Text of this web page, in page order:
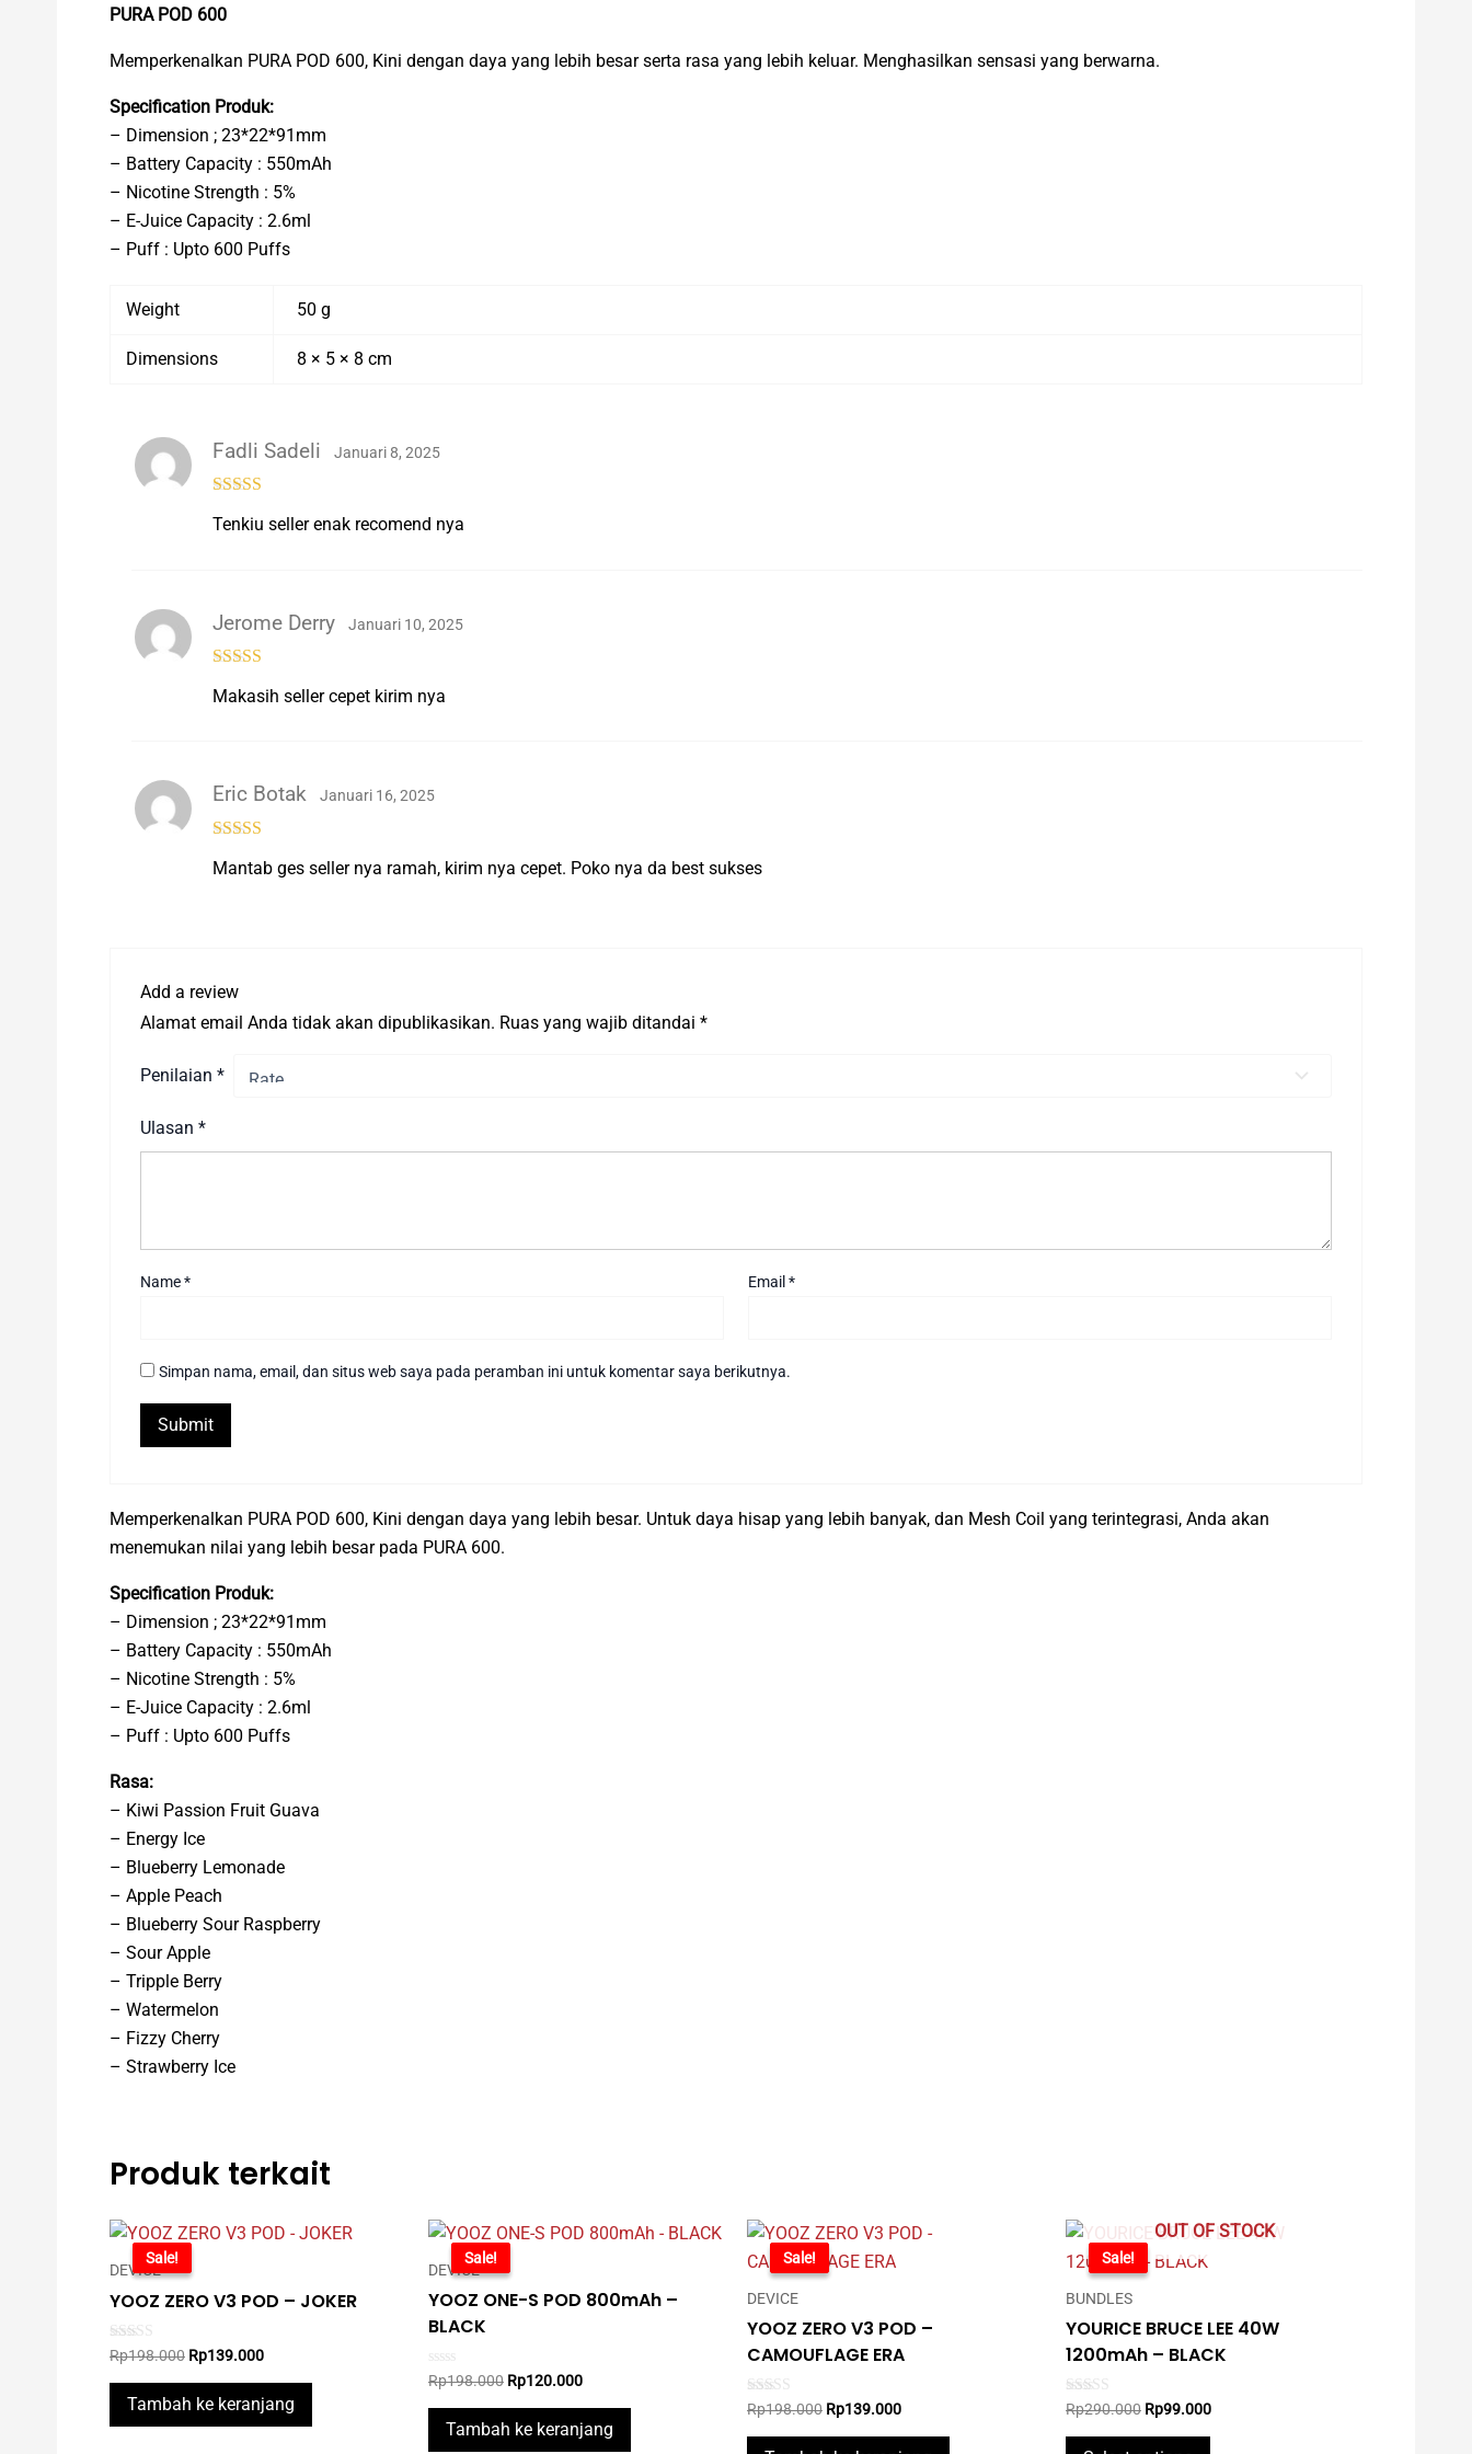
PURA POD 600
Memperkenalkan PURA POD 600, Kini dengan daya yang lebih besar serta rasa yang lebih keluar. Menghasilkan sensasi yang berwarna.
Specification Produk:
– Dimension ; 23*22*91mm
– Battery Capacity : 550mAh
– Nicotine Strength : 5%
– E-Juice Capacity : 2.6ml
– Puff : Upto 600 Puffs
Weight 50 g
Dimensions 8 × 5 × 8 cm
of 5
Fadli Sadeli Januari 8, 2025
Tenkiu seller enak recomend nya
of 5
Jerome Derry Januari 10, 2025
Makasih seller cepet kirim nya
of 5
Eric Botak Januari 16, 2025
Mantab ges seller nya ramah, kirim nya cepet. Poko nya da best sukses
Add a review
Alamat email Anda tidak akan dipublikasikan. Ruas yang wajib ditandai *
Penilaian *
Ulasan *
Name* Email *
Simpan nama, email, dan situs web saya pada peramban ini untuk komentar saya berikutnya.
Memperkenalkan PURA POD 600, Kini dengan daya yang lebih besar. Untuk daya hisap yang lebih banyak, dan Mesh Coil yang terintegrasi, Anda akan
menemukan nilai yang lebih besar pada PURA 600.
Specification Produk:
– Dimension ; 23*22*91mm
– Battery Capacity : 550mAh
– Nicotine Strength : 5%
– E-Juice Capacity : 2.6ml
– Puff : Upto 600 Puffs
Rasa:
– Kiwi Passion Fruit Guava
– Energy Ice
– Blueberry Lemonade
– Apple Peach
– Blueberry Sour Raspberry
– Sour Apple
– Tripple Berry
– Watermelon
– Fizzy Cherry
– Strawberry Ice
Produk terkait
-30%
Sale!
DEVICE
YOOZ ZERO V3 POD – JOKER
Rated
5.00
out of 5
Rp198.000 Original
was:
Rp198.000.
Rp139.000Current
is:
Rp139.000.
Tambah ke keranjang
-39%
Sale!
DEVICE
YOOZ ONE-S POD 800mAh –
BLACK
Rated
out
Rp198.000 Original
was:
Rp198.000.
Rp120.000Current
is:
Rp120.000.
Tambah ke keranjang
-30%
Sale!
DEVICE
YOOZ ZERO V3 POD –
CAMOUFLAGE ERA
Rated
5.00
out of 5
Rp198.000 Original
was:
Rp139.000Current
is:
-66%
OUT OF STOCK
Sale!
BUNDLES
YOURICE BRUCE LEE 40W
1200mAh – BLACK
Rated
5.00
out of 5
Rp290.000 Original
was:
Rp99.000Current
This